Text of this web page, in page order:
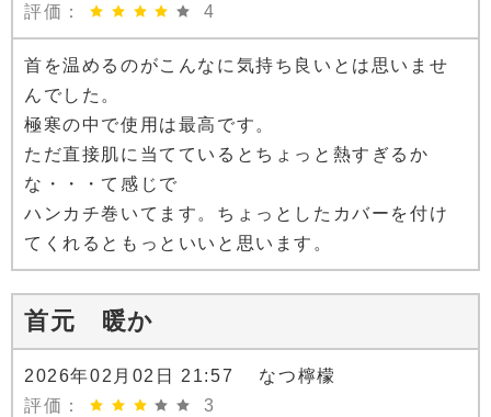
評価：
4
首を温めるのがこんなに気持ち良いとは思いませ
んでした。
極寒の中で使用は最高です。
ただ直接肌に当てているとちょっと熱すぎるか
な・・・て感じで
ハンカチ巻いてます。ちょっとしたカバーを付け
てくれるともっといいと思います。
首元 暖か
2026年02月02日 21:57 なつ檸檬
評価：
3